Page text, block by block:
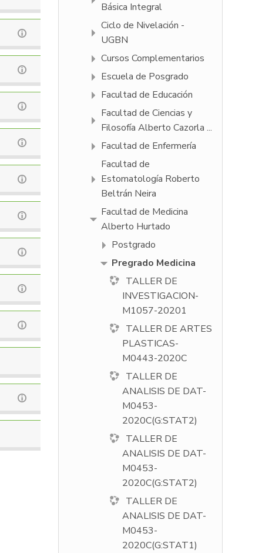
Básica Integral
Ciclo de Nivelación -
UGBN
Cursos Complementarios
Escuela de Posgrado
Facultad de Educación
Facultad de Ciencias y
Filosofí­a Alberto Cazorla ...
Facultad de Enfermería
Facultad de
Estomatología Roberto
Beltrán Neira
Facultad de Medicina
Alberto Hurtado
Postgrado
Pregrado Medicina
TALLER DE
INVESTIGACION-
M1057-20201
TALLER DE ARTES
PLASTICAS-
M0443-2020C
TALLER DE
ANALISIS DE DAT-
M0453-
2020C(G:STAT2)
TALLER DE
ANALISIS DE DAT-
M0453-
2020C(G:STAT2)
TALLER DE
ANALISIS DE DAT-
M0453-
2020C(G:STAT1)